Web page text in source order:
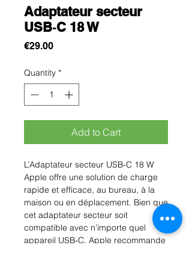
Adaptateur secteur
USB‑C 18 W
€29.00Price
Quantity *
Add to Cart
L’Adaptateur secteur USB-C 18 W
Apple offre une solution de charge
rapide et efficace, au bureau, à la
maison ou en déplacement. Bien que
cet adaptateur secteur soit
compatible avec n’importe quel
appareil USB‑C, Apple recommande